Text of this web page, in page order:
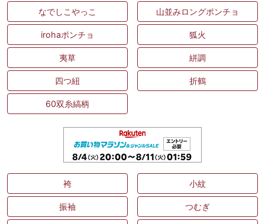
なでしこやっこ 山並みロングポンチョ
irohaポンチョ 狐火
夷草 絣調
四つ紐 折鶴
60双糸縞柄
袴 小紋
振袖 つむぎ